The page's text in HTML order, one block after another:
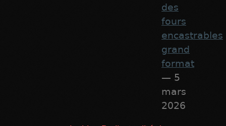
des
fours
encastrables
grand
format
— 5
mars
2026